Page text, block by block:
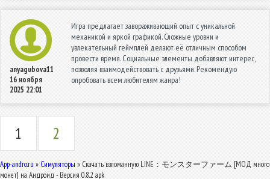
anyagubova11
16 ноября
2025 22:01
Игра предлагает завораживающий опыт с уникальной
механикой и яркой графикой. Сложные уровни и
увлекательный геймплей делают её отличным способом
провести время. Социальные элементы добавляют интерес,
позволяя взаимодействовать с друзьями. Рекомендую
опробовать всем любителям жанра!
1 2
App-andro.ru » Симуляторы » Скачать взломанную LINE：モンスターファーム [МОД много
монет] на Андроид - Версия 0.8.2 apk